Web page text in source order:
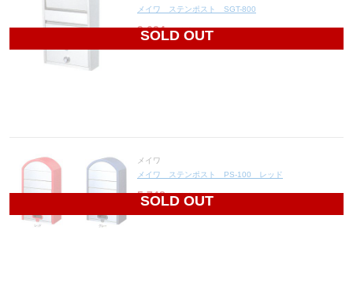
SOLD OUT
メイワ ステンポスト SGT-800
9,624 円(税込10,586円)
SOLD OUT
メイワ
メイワ ステンポスト PS-100 レッド
5,748 円(税込6,323円)